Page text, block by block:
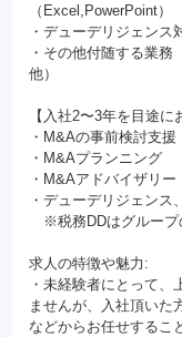
（Excel,PowerPoint）
・デューデリジェンス
・その他付随する業務
他）
【入社2〜3年を目途に
・M&Aの事前検討支援
・M&Aプランニング
・M&Aアドバイザリー
・デューデリジェンス
※税務DDはグループ
求人の特徴や魅力:
・未経験者にとって
ませんが、入社頂いた
などからお任せするこ